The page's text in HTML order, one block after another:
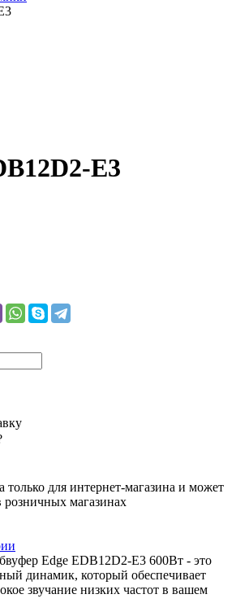
E3
только для интернет-магазина и может
розничных магазинах
Edge EDB12D2-E3 600Вт - это
динамик, который обеспечивает
звучание низких частот в вашем